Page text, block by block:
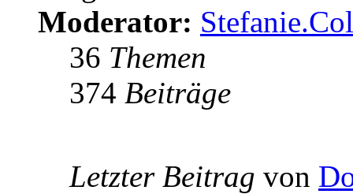
Moderator:
36 Themen
374 Beiträge
Letzter Beitrag von